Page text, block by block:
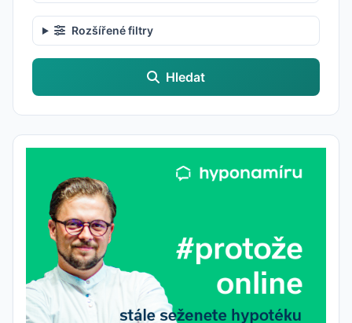
Rozšířené filtry
Hledat